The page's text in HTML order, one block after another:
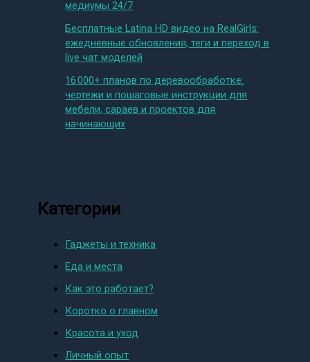
медиумы 24/7
Бесплатные Latina HD видео на RealGirls:
ежедневные обновления, теги и переход в
live чат моделей
16 000+ планов по деревообработке:
чертежи и пошаговые инструкции для
мебели, сараев и проектов для
начинающих
Категории
Гаджеты и техника
Еда и места
Как это работает?
Коротко о главном
Красота и уход
Личный опыт